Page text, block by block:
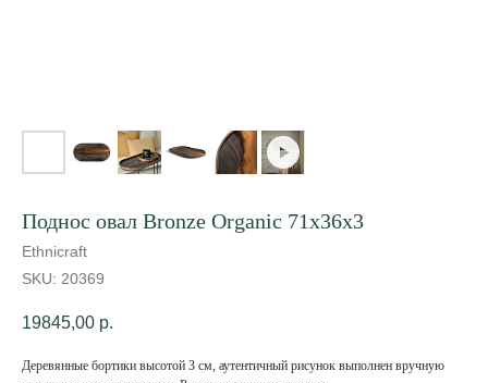
Поднос овал Bronze Organic 71х36х3
Ethnicraft
SKU: 20369
19845,00 р.
Деревянные бортики высотой 3 см, аутентичный рисунок выполнен вручную